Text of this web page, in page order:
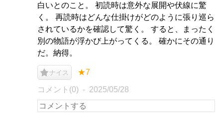
白いとのこと。 初読時は意外な展開や伏線に驚
く。 再読時はどんな仕掛けがどのように張り巡ら
されているかを確認して驚く。 すると、まったく
別の物語が浮かび上がってくる。 確かにその通り
だ。納得。
ナイス ★7
コメント(0) 2025/05/28